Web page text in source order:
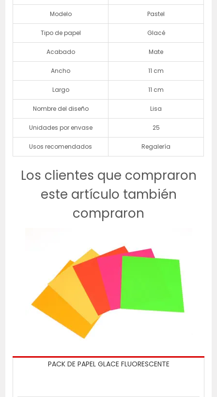
Modelo Pastel
Tipo de papel Glacé
Acabado Mate
Ancho 11 cm
Largo 11 cm
Nombre del diseño Lisa
Unidades por envase 25
Usos recomendados Regalería
Los clientes que compraron
este artículo también
compraron
PACK DE PAPEL GLACE FLUORESCENTE